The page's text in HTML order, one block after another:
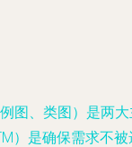
图、类图）是两
）是确保需求不被